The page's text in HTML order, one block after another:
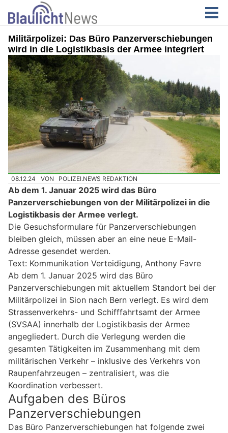
Militärpolizei: Das Büro Panzerverschiebungen
wird in die Logistikbasis der Armee integriert
08.12.24 VON POLIZEI.NEWS REDAKTION
Ab dem 1. Januar 2025 wird das Büro
Panzerverschiebungen von der Militärpolizei in die
Logistikbasis der Armee verlegt.
Die Gesuchsformulare für Panzerverschiebungen
bleiben gleich, müssen aber an eine neue E-Mail-
Adresse gesendet werden.
Text: Kommunikation Verteidigung, Anthony Favre
Ab dem 1. Januar 2025 wird das Büro
Panzerverschiebungen mit aktuellem Standort bei der
Militärpolizei in Sion nach Bern verlegt. Es wird dem
Strassenverkehrs- und Schifffahrtsamt der Armee
(SVSAA) innerhalb der Logistikbasis der Armee
angegliedert. Durch die Verlegung werden die
gesamten Tätigkeiten im Zusammenhang mit dem
militärischen Verkehr – inklusive des Verkehrs von
Raupenfahrzeugen – zentralisiert, was die
Koordination verbessert.
Aufgaben des Büros
Panzerverschiebungen
Das Büro Panzerverschiebungen hat folgende zwei